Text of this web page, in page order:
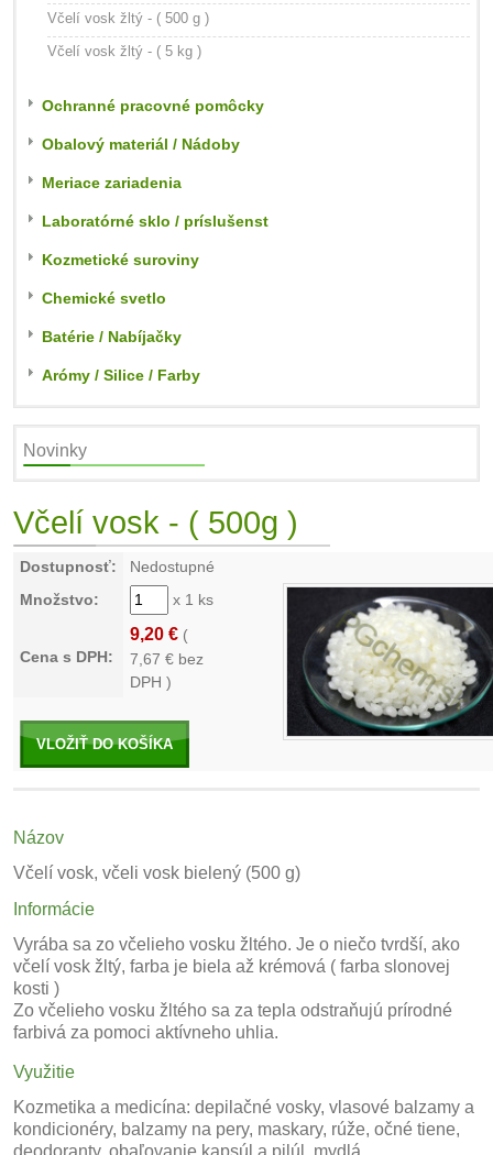
Včelí vosk žltý - ( 500 g )
Včelí vosk žltý - ( 5 kg )
Ochranné pracovné pomôcky
Obalový materiál / Nádoby
Meriace zariadenia
Laboratórné sklo / príslušenst
Kozmetické suroviny
Chemické svetlo
Batérie / Nabíjačky
Arómy / Silice / Farby
Novinky
Včelí vosk - ( 500g )
Dostupnosť:
Nedostupné
Množstvo:
x 1 ks
Cena s DPH:
9,20 € (
7,67 € bez
DPH )
VLOŽIŤ DO KOŠÍKA
Názov
Včelí vosk, včeli vosk bielený (500 g)
Informácie
Vyrába sa zo včelieho vosku žltého. Je o niečo tvrdší, ako
včelí vosk žltý, farba je biela až krémová ( farba slonovej
kosti )
Zo včelieho vosku žltého sa za tepla odstraňujú prírodné
farbivá za pomoci aktívneho uhlia.
Využitie
Kozmetika a medicína: depilačné vosky, vlasové balzamy a
kondicionéry, balzamy na pery, maskary, rúže, očné tiene,
deodoranty, obaľovanie kapsúl a pilúl, mydlá.